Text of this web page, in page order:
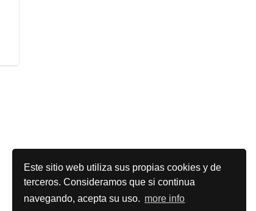
Este sitio web utiliza sus propias cookies y de
terceros. Consideramos que si continua
navegando, acepta su uso. more info